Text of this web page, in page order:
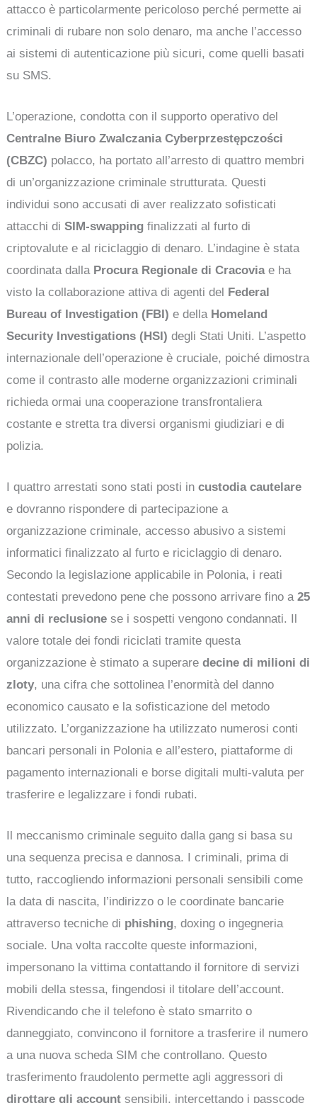
attacco è particolarmente pericoloso perché permette ai
criminali di rubare non solo denaro, ma anche l’accesso
ai sistemi di autenticazione più sicuri, come quelli basati
su SMS.
L’operazione, condotta con il supporto operativo del
Centralne Biuro Zwalczania Cyberprzestępczości
(CBZC) polacco, ha portato all’arresto di quattro membri
di un’organizzazione criminale strutturata. Questi
individui sono accusati di aver realizzato sofisticati
attacchi diSIM-swapping finalizzati al furto di
criptovalute e al riciclaggio di denaro. L’indagine è stata
coordinata dalla Procura Regionale di Cracoviae ha
visto la collaborazione attiva di agenti del Federal
Bureau of Investigation (FBI) e della Homeland
Security Investigations (HSI) degli Stati Uniti. L’aspetto
internazionale dell’operazione è cruciale, poiché dimostra
come il contrasto alle moderne organizzazioni criminali
richieda ormai una cooperazione transfrontaliera
costante e stretta tra diversi organismi giudiziari e di
polizia.
I quattro arrestati sono stati posti incustodia cautelare
e dovranno rispondere di partecipazione a
organizzazione criminale, accesso abusivo a sistemi
informatici finalizzato al furto e riciclaggio di denaro.
Secondo la legislazione applicabile in Polonia, i reati
contestati prevedono pene che possono arrivare fino a25
anni di reclusione se i sospetti vengono condannati. Il
valore totale dei fondi riciclati tramite questa
organizzazione è stimato a superaredecine di milioni di
zloty, una cifra che sottolinea l’enormità del danno
economico causato e la sofisticazione del metodo
utilizzato. L’organizzazione ha utilizzato numerosi conti
bancari personali in Polonia e all’estero, piattaforme di
pagamento internazionali e borse digitali multi-valuta per
trasferire e legalizzare i fondi rubati.
Il meccanismo criminale seguito dalla gang si basa su
una sequenza precisa e dannosa. I criminali, prima di
tutto, raccogliendo informazioni personali sensibili come
la data di nascita, l’indirizzo o le coordinate bancarie
attraverso tecniche di phishing, doxing o ingegneria
sociale. Una volta raccolte queste informazioni,
impersonano la vittima contattando il fornitore di servizi
mobili della stessa, fingendosi il titolare dell’account.
Rivendicando che il telefono è stato smarrito o
danneggiato, convincono il fornitore a trasferire il numero
a una nuova scheda SIM che controllano. Questo
trasferimento fraudolento permette agli aggressori di
dirottare gli account sensibili, intercettando i passcode